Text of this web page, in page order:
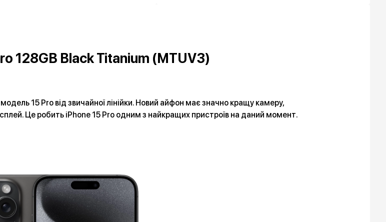
128GB Black Titanium (MTUV3)
15 Pro від звичайної лінійки. Новий айфон має значно кращу камеру,
Це робить iPhone 15 Pro одним з найкращих пристроїв на даний момент.